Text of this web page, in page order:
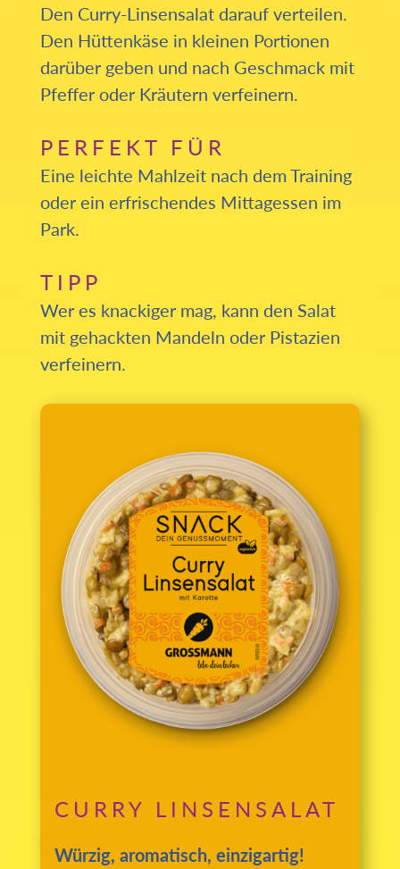
Den Curry-Linsensalat darauf verteilen.
Den Hüttenkäse in kleinen Portionen
darüber geben und nach Geschmack mit
Pfeffer oder Kräutern verfeinern.
PERFEKT FÜR
Eine leichte Mahlzeit nach dem Training
oder ein erfrischendes Mittagessen im
Park.
TIPP
Wer es knackiger mag, kann den Salat
mit gehackten Mandeln oder Pistazien
verfeinern.
CURRY LINSENSALAT
Würzig, aromatisch, einzigartig!